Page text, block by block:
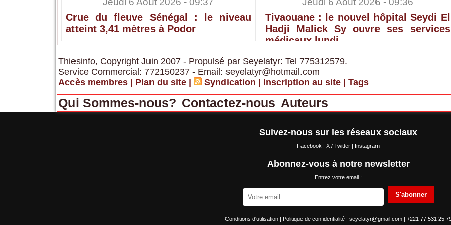
Crue du fleuve Sénégal : le niveau
atteint 3,41 mètres à Podor
Tivaouane : le nouvel hôpital Seydi El
Hadji Malick Sy ouvre ses services
médicaux lundi
Thiesinfo, Copyright Juin 2007 - Propulsé par Seyelatyr: Tel 775312579.
Service Commercial: 772150237 - Email: seyelatyr@hotmail.com
Accès membres
Plan du site Syndication Inscription au site Tags
Qui Sommes-nous? Contactez-nous Auteurs
Suivez-nous sur les réseaux sociaux
Facebook X / Twitter Instagram
Abonnez-vous à notre newsletter
Entrez votre email :
S'abonner
Conditions d'utilisation Politique de confidentialité seyelatyr@gmail.com +221 77 531 25